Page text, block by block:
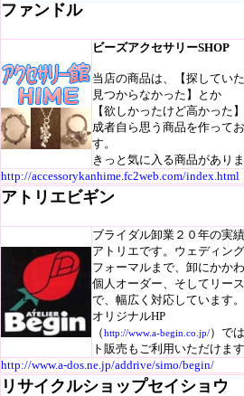
ファンドル
ビーズアクセサリーSHOP
当店の商品は、【探してい
見つからなかった】とか
【欲しかったけど高かった
成者自ら思う商品を作って
す。
きっと気に入る商品があり
http://accessorykanhime.fc2web.com/index.html
アトリエビギン
ブライダル卸業２０年の実
アトリエです。ウェディン
フォーマルまで、卸にかか
個人オーダー、そしてリー
で、幅広く対応しています。
オリジナルHP
（http://www.a-begin.co.jp/）で
ト販売もご利用いただけま
http://www.a-dos.ne.jp/addrive/simo/begin/
リサイクルショップセイショウ